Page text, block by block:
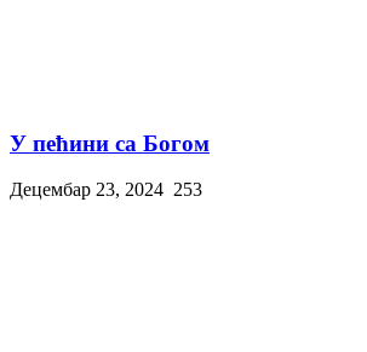
У пећини са Богом
Децембар 23, 2024 253